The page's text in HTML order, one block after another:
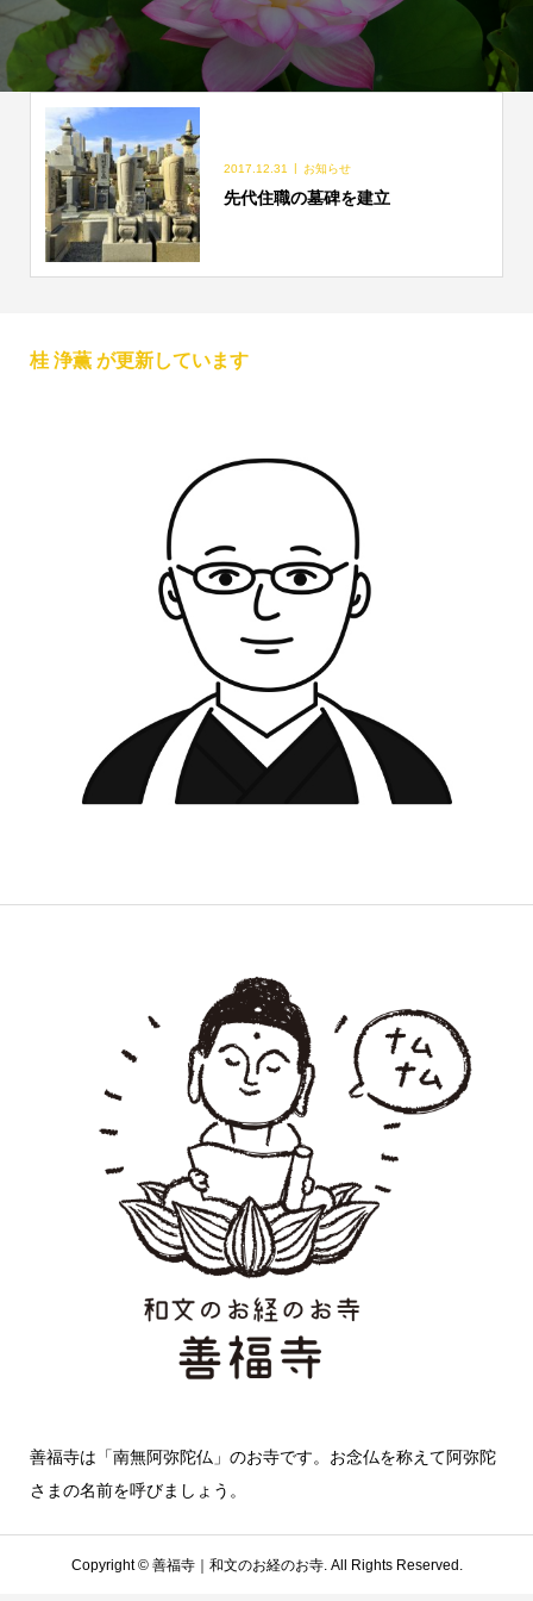
2017.12.31 お知らせ
先代住職の墓碑を建立
桂 浄薫 が更新しています
善福寺は「南無阿弥陀仏」のお寺です。お念仏を称えて阿弥陀
さまの名前を呼びましょう。
Copyright ©善福寺｜和文のお経のお寺. All Rights Reserved.